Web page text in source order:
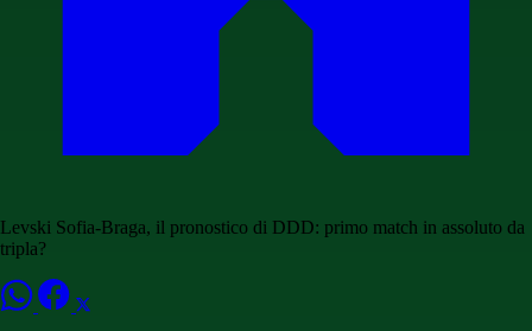
Levski Sofia-Braga, il pronostico di DDD: primo match in assoluto da
tripla?